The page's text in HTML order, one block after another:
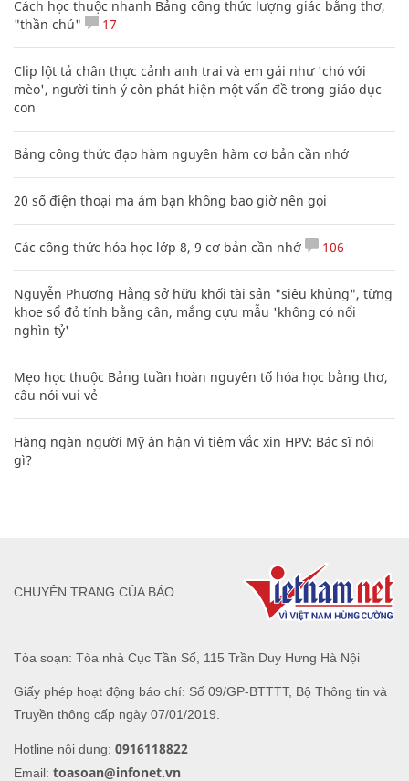
Cách học thuộc nhanh Bảng công thức lượng giác bằng thơ,
"thần chú"
17
Clip lột tả chân thực cảnh anh trai và em gái như 'chó với
mèo', người tinh ý còn phát hiện một vấn đề trong giáo dục
con
Bảng công thức đạo hàm nguyên hàm cơ bản cần nhớ
20 số điện thoại ma ám bạn không bao giờ nên gọi
Các công thức hóa học lớp 8, 9 cơ bản cần nhớ 106
Nguyễn Phương Hằng sở hữu khối tài sản "siêu khủng", từng
khoe sổ đỏ tính bằng cân, mắng cựu mẫu 'không có nổi
nghìn tỷ'
Mẹo học thuộc Bảng tuần hoàn nguyên tố hóa học bằng thơ,
câu nói vui vẻ
Hàng ngàn người Mỹ ân hận vì tiêm vắc xin HPV: Bác sĩ nói
gì?
Tòa soạn: Tòa nhà Cục Tần Số, 115 Trần Duy Hưng Hà Nội
Giấy phép hoạt động báo chí: Số 09/GP-BTTTT, Bộ Thông tin và
Truyền thông cấp ngày 07/01/2019.
Hotline nội dung: 0916118822
Email: toasoan@infonet.vn
CHUYÊN TRANG CỦA BÁO